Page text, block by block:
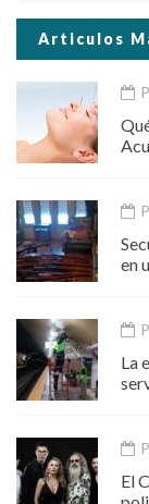
Articulos
en
La
El